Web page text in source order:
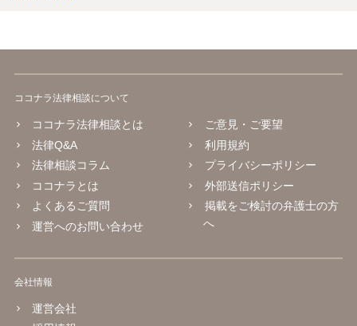
ココナラ法律相談について
ココナラ法律相談とは
法律Q&A
法律相談コラム
ココナラとは
よくあるご質問
運営へのお問い合わせ
ご意見・ご要望
利用規約
プライバシーポリシー
外部送信ポリシー
掲載をご検討の弁護士の方
へ
会社情報
運営会社